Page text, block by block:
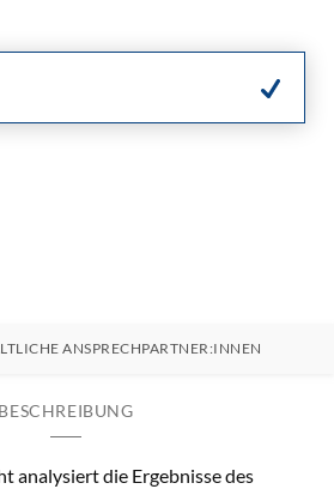
ANSPRECHPARTNER:INNEN
BESCHREIBUNG
analysiert die Ergebnisse des